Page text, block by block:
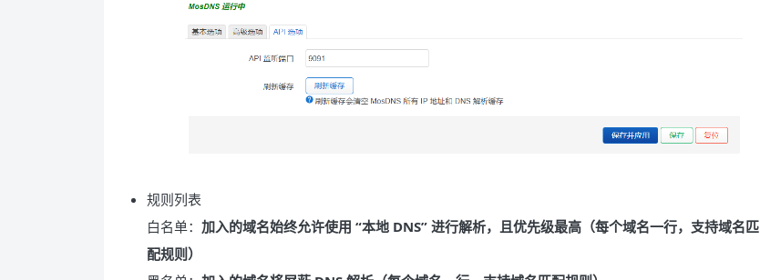
规则列表
白名单： 加入的域名始终允许使用 “本地 DNS” 进行解析，且优先级最高（每个域名一行，支持域名匹
配规则）